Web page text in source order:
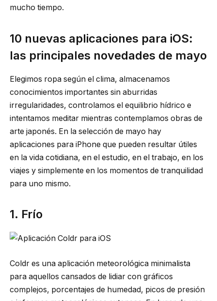
mucho tiempo.
10 nuevas aplicaciones para iOS:
las principales novedades de mayo
Elegimos ropa según el clima, almacenamos
conocimientos importantes sin aburridas
irregularidades, controlamos el equilibrio hídrico e
intentamos meditar mientras contemplamos obras de
arte japonés. En la selección de mayo hay
aplicaciones para iPhone que pueden resultar útiles
en la vida cotidiana, en el estudio, en el trabajo, en los
viajes y simplemente en los momentos de tranquilidad
para uno mismo.
1. Frío
Coldr es una aplicación meteorológica minimalista
para aquellos cansados ​​de lidiar con gráficos
complejos, porcentajes de humedad, picos de presión